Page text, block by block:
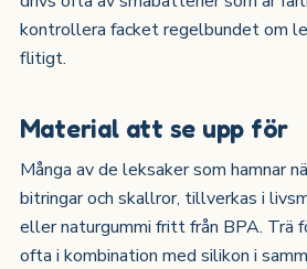
kontrollera facket regelbundet om
flitigt.
Material att se upp för
Många av de leksaker som hamnar
bitringar och skallror, tillverkas i
eller naturgummi fritt från BPA. Trä
ofta i kombination med silikon i